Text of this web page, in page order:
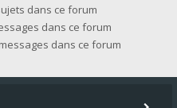
dans ce forum
dans ce forum
dans ce forum